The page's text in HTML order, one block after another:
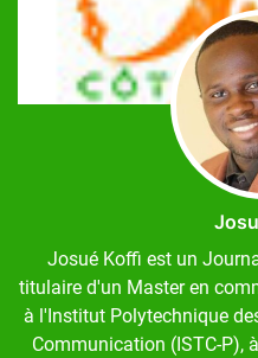
Josué Koffi est un
titulaire d'un Master en
à l'Institut Polytechnique
Communication (ISTC-P),